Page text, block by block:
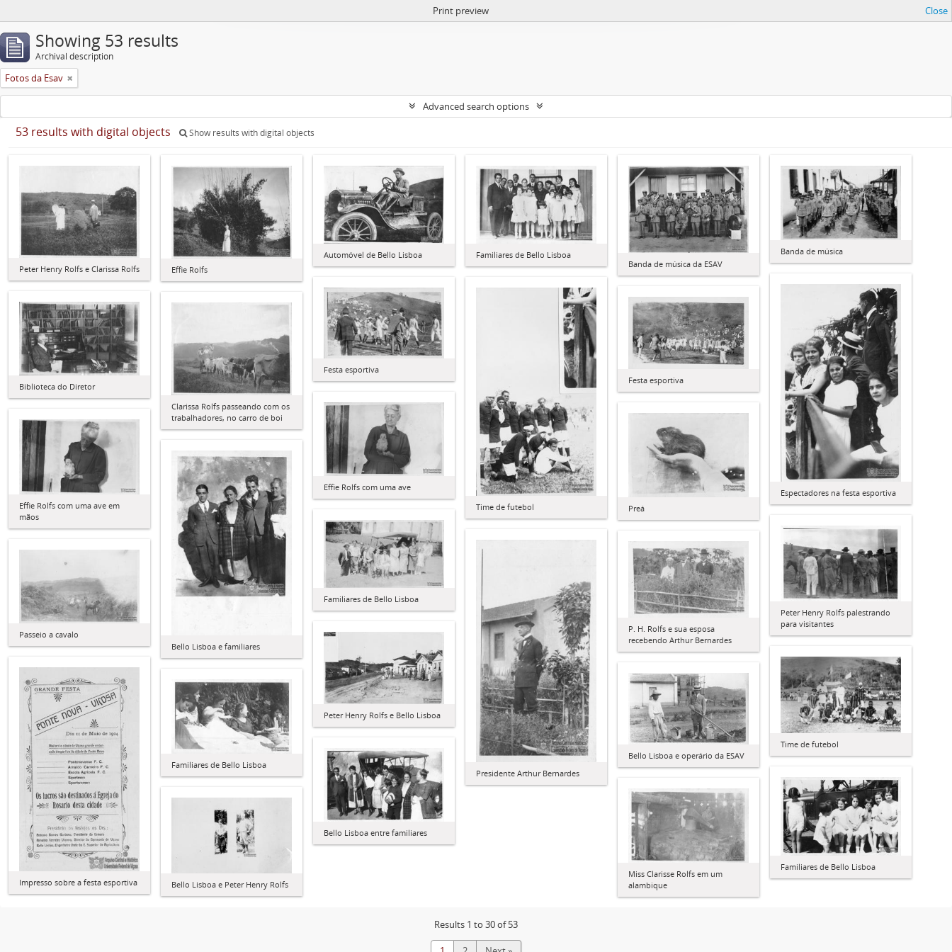
Print preview Close
Showing 53 results
Archival description
Fotos da Esav
Advanced search options
53 results with digital objects Show results with digital objects
Peter Henry Rolfs e Clarissa Rolfs Effie Rolfs
Automóvel de Bello Lisboa
Familiares de Bello Lisboa
Banda de música da ESAV
Banda de música
Espectadores na festa esportiva
Time de futebol
Festa esportiva
Festa esportiva
Biblioteca do Diretor
Clarissa Rolfs passeando com os
trabalhadores, no carro de boi
Effie Rolfs com uma ave
Preá
Effie Rolfs com uma ave em
mãos
Bello Lisboa e familiares
Familiares de Bello Lisboa
Peter Henry Rolfs palestrando
para visitantes
Presidente Arthur Bernardes
P. H. Rolfs e sua esposa
recebendo Arthur Bernardes
Passeio a cavalo
Peter Henry Rolfs e Bello Lisboa
Time de futebol
Impresso sobre a festa esportiva
Bello Lisboa e operário da ESAV
Familiares de Bello Lisboa
Bello Lisboa entre familiares
Familiares de Bello Lisboa
Miss Clarisse Rolfs em um
alambique
Bello Lisboa e Peter Henry Rolfs
Results 1 to 30 of 53